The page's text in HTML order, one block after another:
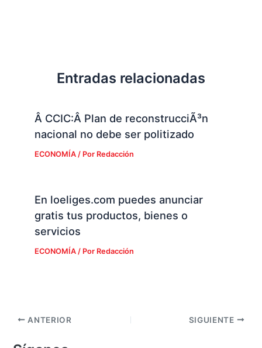
Entradas relacionadas
Â CCIC:Â Plan de reconstrucciÃ³n
nacional no debe ser politizado
ECONOMÍA/ Por Redacción
En loeliges.com puedes anunciar
gratis tus productos, bienes o
servicios
ECONOMÍA/ Por Redacción
ANTERIOR SIGUIENTE